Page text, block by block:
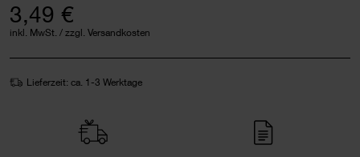
3,49 €
inkl. MwSt. / zzgl. Versandkosten
Lieferzeit: ca. 1-3 Werktage